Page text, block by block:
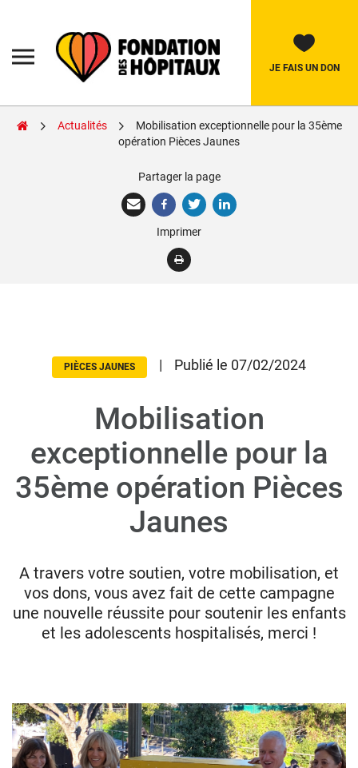
des
Hôpitaux
JE FAIS UN DON
Nous soutenir
Legs
Presse
Actualités
Mobilisation exceptionnelle pour la 35ème
opération Pièces Jaunes
Partager la page
Imprimer
PIÈCES JAUNES | Publié le 07/02/2024
Mobilisation
exceptionnelle pour la
35ème opération Pièces
Jaunes
A travers votre soutien, votre mobilisation, et
vos dons, vous avez fait de cette campagne
une nouvelle réussite pour soutenir les enfants
et les adolescents hospitalisés, merci !